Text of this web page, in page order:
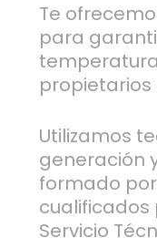
Te
para
Utilizamos
generación
formado
Servicio